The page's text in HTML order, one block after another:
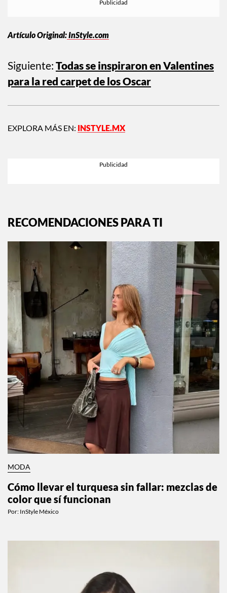
Artículo Original:InStyle.com
Siguiente: Todas se inspiraron en Valentines
para la red carpet de los Oscar
EXPLORA MÁS EN: INSTYLE.MX
RECOMENDACIONES PARA TI
MODA
Cómo llevar el turquesa sin fallar: mezclas de
color que sí funcionan
Por: InStyle México